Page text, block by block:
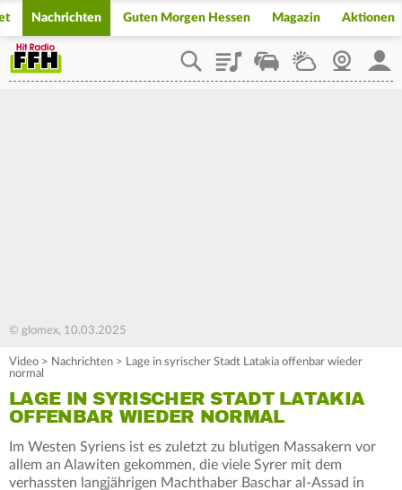
Nachrichten Guten Morgen Hessen Magazin Aktionen
PlaylistStaupilotWetterWebcam
© glomex, 10.03.2025
Video > Nachrichten > Lage in syrischer Stadt Latakia offenbar wieder
normal
LAGE IN SYRISCHER STADT LATAKIA
OFFENBAR WIEDER NORMAL
Im Westen Syriens ist es zuletzt zu blutigen Massakern vor
allem an Alawiten gekommen, die viele Syrer mit dem
verhassten langjährigen Machthaber Baschar al-Assad in